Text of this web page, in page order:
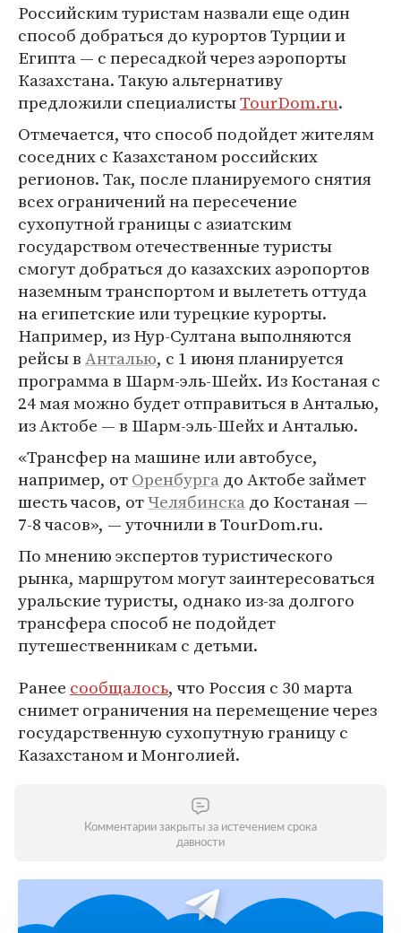
Российским туристам назвали еще один
способ добраться до курортов Турции и
Египта — с пересадкой через аэропорты
Казахстана. Такую альтернативу
предложили специалистыTourDom.ru.
Отмечается, что способ подойдет жителям
соседних с Казахстаном российских
регионов. Так, после планируемого снятия
всех ограничений на пересечение
сухопутной границы с азиатским
государством отечественные туристы
смогут добраться до казахских аэропортов
наземным транспортом и вылететь оттуда
на египетские или турецкие курорты.
Например, из Нур-Султана выполняются
рейсы вАнталью, с 1 июня планируется
программа в Шарм-эль-Шейх. Из Костаная с
24 мая можно будет отправиться в Анталью,
из Актобе — в Шарм-эль-Шейх и Анталью.
«Трансфер на машине или автобусе,
например, отОренбургадо Актобе займет
шесть часов, отЧелябинскадо Костаная —
7-8 часов», — уточнили в TourDom.ru.
По мнению экспертов туристического
рынка, маршрутом могут заинтересоваться
уральские туристы, однако из-за долгого
трансфера способ не подойдет
путешественникам с детьми.
Ранее сообщалось, что Россия с 30 марта
снимет ограничения на перемещение через
государственную сухопутную границу с
Казахстаном и Монголией.
Комментарии закрыты за истечением срока
давности